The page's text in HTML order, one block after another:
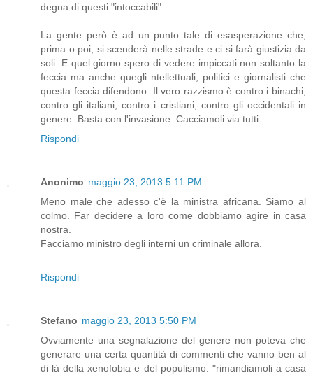
degna di questi "intoccabili".
La gente però è ad un punto tale di esasperazione che,
prima o poi, si scenderà nelle strade e ci si farà giustizia da
soli. E quel giorno spero di vedere impiccati non soltanto la
feccia ma anche quegli ntellettuali, politici e giornalisti che
questa feccia difendono. Il vero razzismo è contro i binachi,
contro gli italiani, contro i cristiani, contro gli occidentali in
genere. Basta con l'invasione. Cacciamoli via tutti.
Rispondi
Anonimo maggio 23, 2013 5:11 PM
Meno male che adesso c'è la ministra africana. Siamo al
colmo. Far decidere a loro come dobbiamo agire in casa
nostra.
Facciamo ministro degli interni un criminale allora.
Rispondi
Stefano maggio 23, 2013 5:50 PM
Ovviamente una segnalazione del genere non poteva che
generare una certa quantità di commenti che vanno ben al
di là della xenofobia e del populismo: "rimandiamoli a casa